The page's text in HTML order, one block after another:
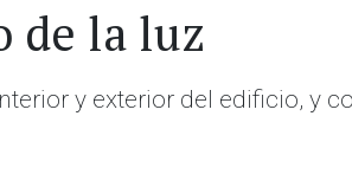
de la luz
y exterior del edificio, y